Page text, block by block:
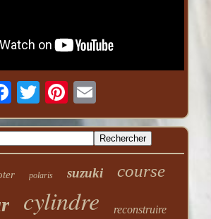
polaris suzuki course
cylindre reconstruire